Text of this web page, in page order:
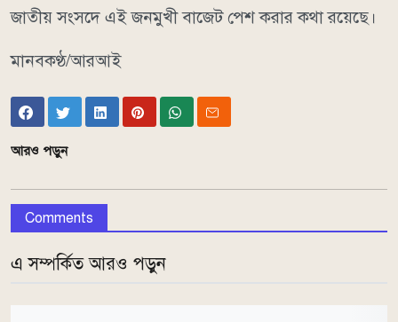
জাতীয় সংসদে এই জনমুখী বাজেট পেশ করার কথা রয়েছে।
মানবকণ্ঠ/আরআই
আরও পড়ুন
Comments
এ সম্পর্কিত আরও পড়ুন